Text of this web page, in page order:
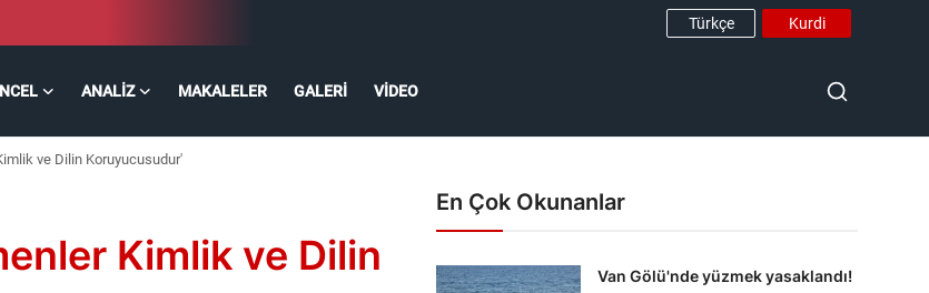
Türkçe Kurdi
ANALIZ MAKALELER GALERI VIDEO
ve Dilin Koruyucusudur'
Kimlik ve Dilin
En Çok Okunanlar
Van Gölü'nde yüzmek yasaklandı!